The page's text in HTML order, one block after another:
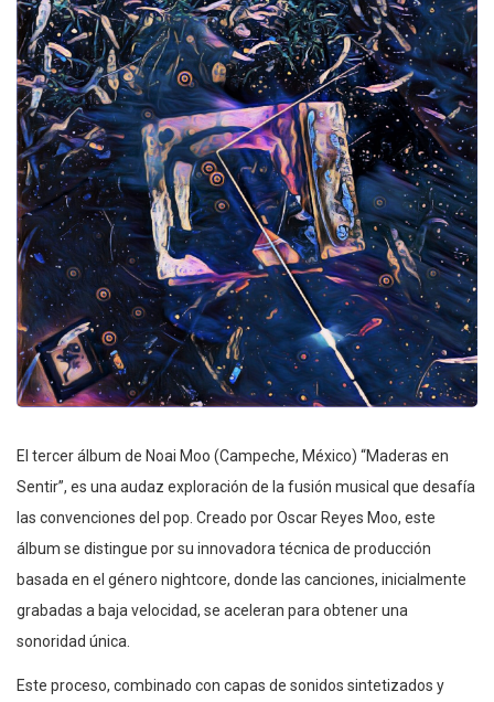
El tercer álbum de Noai Moo (Campeche, México) “Maderas en
Sentir”, es una audaz exploración de la fusión musical que desafía
las convenciones del pop. Creado por Oscar Reyes Moo, este
álbum se distingue por su innovadora técnica de producción
basada en el género nightcore, donde las canciones, inicialmente
grabadas a baja velocidad, se aceleran para obtener una
sonoridad única.
Este proceso, combinado con capas de sonidos sintetizados y